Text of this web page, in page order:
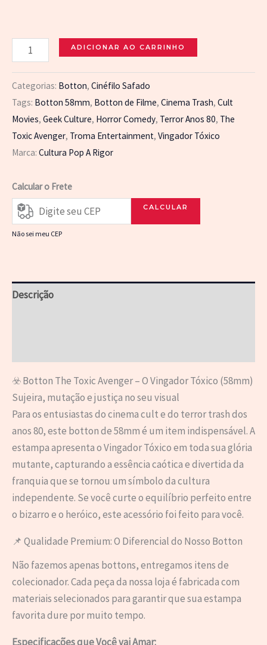
Botton
The
Toxic
Avenger
–
O
Tóxico
quantidade
ADICIONAR AO CARRINHO
Categorias: Botton, Cinéfilo Safado
Tags: Botton 58mm, Botton de Filme, Cinema Trash, Cult
Movies, Geek Culture, Horror Comedy, Terror Anos 80, The
Toxic Avenger, Troma Entertainment, Vingador Tóxico
Marca: Cultura Pop A Rigor
Calcular o Frete
CALCULAR
Não sei meu CEP
Descrição
☣️ Botton The Toxic Avenger – O Vingador Tóxico (58mm)
Sujeira, mutação e justiça no seu visual
Para os entusiastas do cinema cult e do terror trash dos
anos 80, este botton de 58mm é um item indispensável. A
estampa apresenta o Vingador Tóxico em toda sua glória
mutante, capturando a essência caótica e divertida da
franquia que se tornou um símbolo da cultura
independente. Se você curte o equilíbrio perfeito entre
o bizarro e o heróico, este acessório foi feito para você.
📌 Qualidade Premium: O Diferencial do Nosso Botton
Não fazemos apenas bottons, entregamos itens de
colecionador. Cada peça da nossa loja é fabricada com
materiais selecionados para garantir que sua estampa
favorita dure por muito tempo.
Especificações que Você vai Amar: